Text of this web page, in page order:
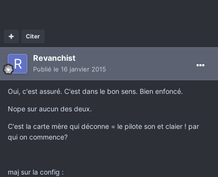
Citer
Revanchist
Publié le 16 janvier 2015
Oui, c'est assuré. C'est dans le bon sens. Bien enfoncé.
Nope sur aucun des deux.
C'est la carte mère qui déconne = le pilote son et claier ! par
qui on commence?
maj sur la config :